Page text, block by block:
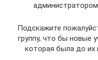
Подскажите
группу, что бы новые
которая была до их